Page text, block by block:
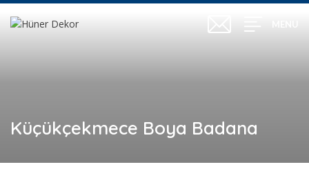
Küçükçekmece Boya Badana